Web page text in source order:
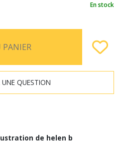
En stock
PANIER
QUESTION
de helen b